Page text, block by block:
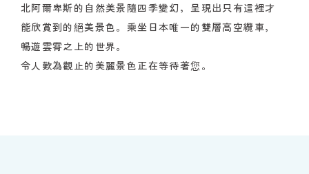
北阿爾卑斯的自然美景隨四季變幻，呈現出只有這裡才
能欣賞到的絕美景色。乘坐日本唯一的雙層高空纜車，
暢遊雲霄之上的世界。
令人歎為觀止的美麗景色正在等待著您。